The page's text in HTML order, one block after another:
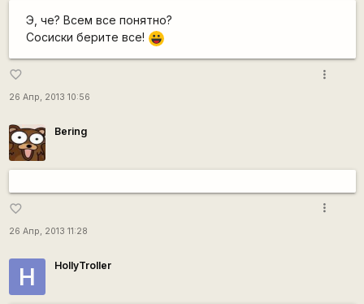
Э, че? Всем все понятно?
Сосиски берите все! |-))
favorite_border
26 Апр, 2013 10:56
more_vert
Bering
favorite_border
26 Апр, 2013 11:28
more_vert
H HollyTroller